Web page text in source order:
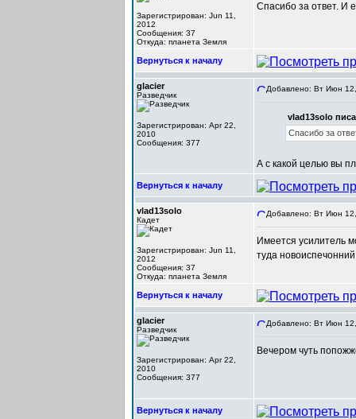
Зарегистрирован: Jun 11,
2012
Сообщения: 37
Откуда: планета Земля
Спасибо за ответ. И
Вернуться к началу
glacier
Разведчик
Зарегистрирован: Apr 22,
2010
Сообщения: 377
Добавлено: Вт Июн
vlad13solo
Спасибо за
А с какой целью вы
Вернуться к началу
vlad13solo
Кадет
Зарегистрирован: Jun 11,
2012
Сообщения: 37
Откуда: планета Земля
Добавлено: Вт Июн
Имеется усилитель
туда
Вернуться к началу
glacier
Разведчик
Зарегистрирован: Apr 22,
2010
Сообщения: 377
Добавлено: Вт Июн
Вечером чуть
Вернуться к началу